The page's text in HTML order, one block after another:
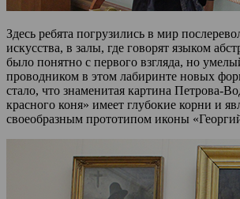
Здесь ребята погрузились в мир
искусства, в залы, где говорят языком
было понятно с первого взгляда, но
проводником в этом лабиринте новых
стало, что знаменитая картина Петрова-
красного коня» имеет глубокие корни и
своеобразным прототипом иконы